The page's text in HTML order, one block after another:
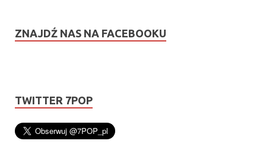
ZNAJDŹ NAS NA FACEBOOKU
TWITTER 7POP